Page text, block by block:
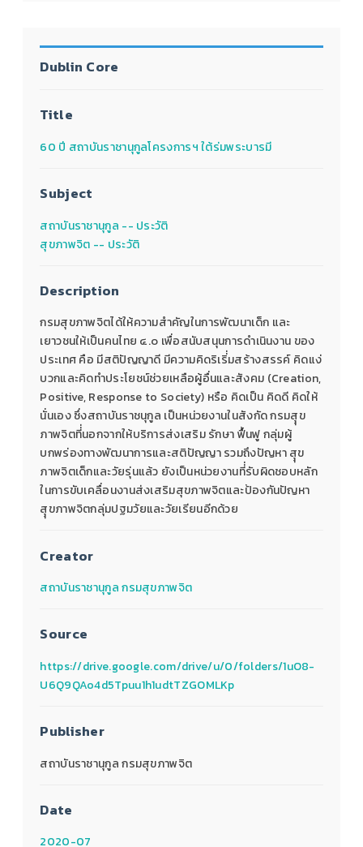
Dublin Core
Title
60 ปี สถาบันราชานุกูลโครงการฯ ใต้ร่มพระบารมี
Subject
สถาบันราชานุกูล -- ประวัติ
สุขภาพจิต -- ประวัติ
Description
กรมสุขภาพจิตได้ให้ความสำคัญในการพัฒนาเด็ก และ
เยาวชนให้เป็นคนไทย ๔.๐ เพื่อสนับสนุนการดำเนินงาน ของ
ประเทศ คือ มีสติปัญญาดี มีความคิดริเริ่่มสร้างสรรค์ คิดแง่
บวกและคิดทำประโยชน์ช่วยเหลือผู้อื่นและสังคม (Creation,
Positive, Response to Society) หรือ คิดเป็น คิดดี คิดให้
นั่นเอง ซึ่งสถาบันราชนุกูล เป็นหน่วยงานในสังกัด กรมสุุข
ภาพจิตที่่นอกจากให้บริการส่งเสริม รักษา ฟื้นฟู กลุ่มผู้
บกพร่องทางพัฒนาการและสติปัญญา รวมถึงปัญหา สุุข
ภาพจิตเด็กและวัยรุ่นแล้ว ยังเป็นหน่วยงานที่่รับผิดชอบหลัก
ในการขับเคลื่อนงานส่งเสริมสุขภาพจิตและป้องกันปัญหา
สุุขภาพจิตกลุ่มปฐมวัยและวัยเรียนอีกด้วย
Creator
สถาบันราชานุกูล กรมสุขภาพจิต
Source
https://drive.google.com/drive/u/0/folders/1uO8-
U6Q9QAo4d5Tpuu1h1udtTZGOMLKp
Publisher
สถาบันราชานุกูล กรมสุขภาพจิต
Date
2020-07